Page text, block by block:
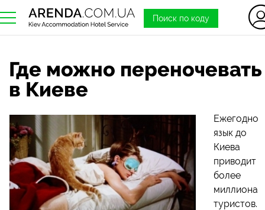
Поиск по коду
Где можно переночевать
в Киеве
Ежегодно
язык до
Киева
приводит
более
миллиона
туристов.